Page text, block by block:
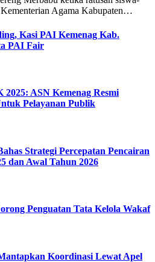
Agama Kabupaten…
Kasi PAI Kemenag Kab.
PAI Fair
2025: ASN Kemenag Resmi
Pelayanan Publik
Strategi Percepatan Pencairan
dan Awal Tahun 2026
Penguatan Tata Kelola Wakaf
Koordinasi Lewat Apel